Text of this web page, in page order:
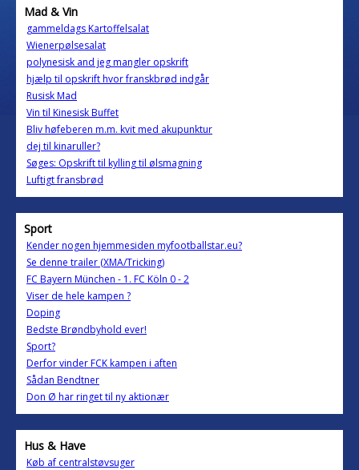
Mad & Vin
gammeldags Kartoffelsalat
Wienerpølsesalat
polynesisk and jeg mangler opskrift
hjælp til opskrift hvor franskbrød indgår
Rusisk Mad
Vin til Kinesisk Buffet
Bliv høfeberen m.m. kvit med akupunktur
dej til kinaruller?
Søges: Opskrift til kylling til ølsmagning
Luftigt fransbrød
Sport
Kender nogen hjemmesiden myfootballstar.eu?
Se denne trailer (XMA/Tricking)
FC Bayern München - 1. FC Köln 0 - 2
Viser de hele kampen ?
Doping
Bedste Brøndbyhold ever!
Sport?
Derfor vinder FCK kampen i aften
Sådan Bendtner
Don Ø har ringet til ny aktionær
Hus & Have
Køb af centralstøvsuger